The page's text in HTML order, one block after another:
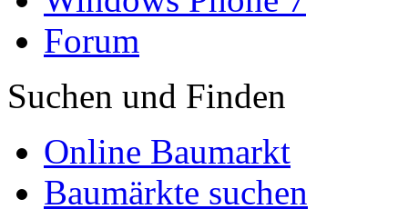
Forum
Suchen und Finden
Online Baumarkt
Baumärkte suchen